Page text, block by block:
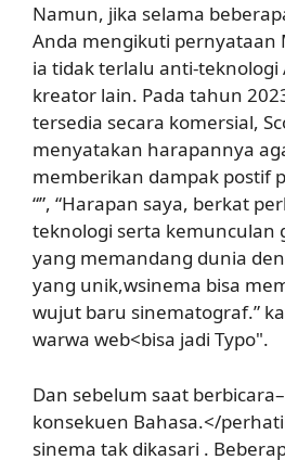
Namun, jika selama
Anda mengikuti pernyataan
ia tidak terlalu anti-teknologi
kreator lain. Pada tahun
tersedia secara komersial,
menyatakan harapannya
memberikan dampak postif
“”, “Harapan saya, berkat
teknologi serta kemunculan
yang memandang dunia
yang unik,wsinema bisa
wujut baru sinematograf.”
warwa web<bisa jadi Typo".
Dan sebelum saat
konsekuen Bahasa.</
sinema tak dikasari .